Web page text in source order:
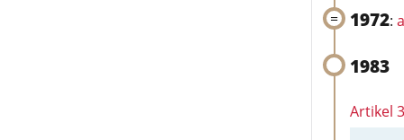
1972:
1983
Artikel